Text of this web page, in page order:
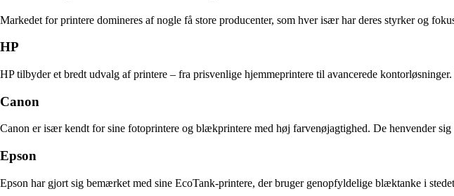
Markedet for printere domineres af nogle få store producenter, som hver især har deres styrker og
HP
HP tilbyder et bredt udvalg af printere – fra prisvenlige hjemmeprintere til avancerede
Canon
Canon er især kendt for sine fotoprintere og blækprintere med høj farvenøjagtighed. De henvender
Epson
Epson har gjort sig bemærket med sine EcoTank-printere, der bruger genopfyldelige blæktanke i